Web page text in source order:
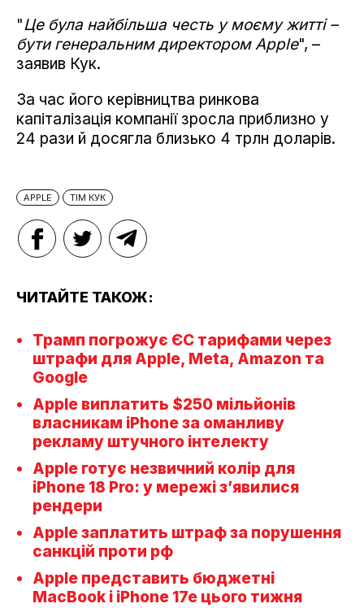
"Це була найбільша честь у моєму житті –
бути генеральним директором Apple", –
заявив Кук.
За час його керівництва ринкова
капіталізація компанії зросла приблизно у
24 рази й досягла близько 4 трлн доларів.
APPLE ТІМ КУК
ЧИТАЙТЕ ТАКОЖ:
Трамп погрожує ЄС тарифами через
штрафи для Apple, Meta, Amazon та
Google
Apple виплатить $250 мільйонів
власникам iPhone за оманливу
рекламу штучного інтелекту
Apple готує незвичний колір для
iPhone 18 Pro: у мережі з’явилися
рендери
Apple заплатить штраф за порушення
санкцій проти рф
Apple представить бюджетні
MacBook і iPhone 17e цього тижня